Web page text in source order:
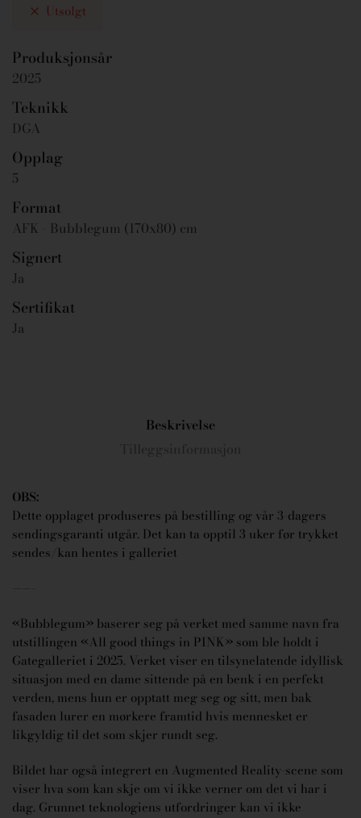
Utsolgt
Produksjonsår
2025
Teknikk
DGA
Opplag
5
Format
AFK - Bubblegum (170x80) cm
Signert
Ja
Sertifikat
Ja
Beskrivelse
Tilleggsinformasjon
OBS:
Dette opplaget produseres på bestilling og vår 3-dagers
sendingsgaranti utgår. Det kan ta opptil 3 uker før trykket
sendes/kan hentes i galleriet
«Bubblegum» baserer seg på verket med samme navn fra
utstillingen «All good things in PINK» som ble holdt i
Gategalleriet i 2025. Verket viser en tilsynelatende idyllisk
situasjon med en dame sittende på en benk i en perfekt
verden, mens hun er opptatt meg seg og sitt, men bak
fasaden lurer en mørkere framtid hvis mennesket er
likgyldig til det som skjer rundt seg.
Bildet har også integrert en Augmented Reality-scene som
viser hva som kan skje om vi ikke verner om det vi har i
dag. Grunnet teknologiens utfordringer kan vi ikke